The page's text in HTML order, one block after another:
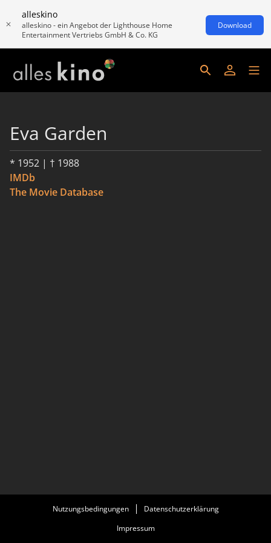
alleskino
alleskino - ein Angebot der Lighthouse Home
Entertainment Vertriebs GmbH & Co. KG
Download
Eva Garden
* 1952 | † 1988
IMDb
The Movie Database
Nutzungsbedingungen
Datenschutzerklärung
Impressum